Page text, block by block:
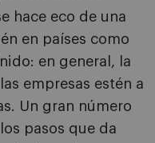
hace eco de una
en países como
en general, la
empresas estén a
Un gran número
pasos que da